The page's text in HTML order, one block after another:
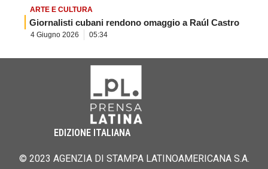
ARTE E CULTURA
Giornalisti cubani rendono omaggio a Raúl Castro
4 Giugno 2026 05:34
EDIZIONE ITALIANA
© 2023 AGENZIA DI STAMPA LATINOAMERICANA S.A.